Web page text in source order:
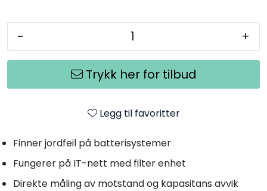
- +
Trykk her for tilbud
Legg til favoritter
Finner jordfeil på batterisystemer
Fungerer på IT-nett med filter enhet
Direkte måling av motstand og kapasitans avvik